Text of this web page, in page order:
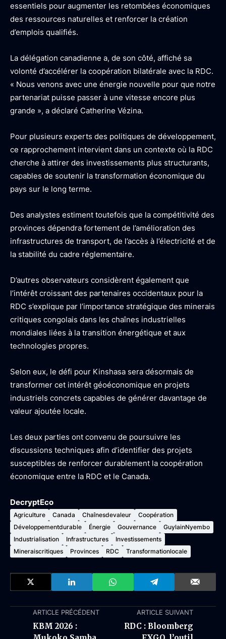
essentiels pour augmenter les retombées économiques
des ressources naturelles et renforcer la création
d’emplois qualifiés.
La délégation canadienne a, de son côté, affiché sa
volonté d’accélérer la coopération bilatérale avec la RDC.
« Nous venons avec une énergie nouvelle pour que notre
partenariat puisse passer à une vitesse encore plus
grande », a déclaré Catherine Vézina.
Pour plusieurs experts des politiques de développement,
ce rapprochement intervient dans un contexte où la RDC
cherche à attirer des investissements plus structurants,
capables de soutenir la transformation économique du
pays sur le long terme.
Des analystes estiment toutefois que la compétitivité des
provinces dépendra fortement de l’amélioration des
infrastructures de transport, de l’accès à l’électricité et de
la stabilité du cadre réglementaire.
D’autres observateurs considèrent également que
l’intérêt croissant des partenaires occidentaux pour la
RDC s’explique par l’importance stratégique des minerais
critiques congolais dans les chaînes industrielles
mondiales liées à la transition énergétique et aux
technologies propres.
Selon eux, le défi pour Kinshasa sera désormais de
transformer cet intérêt géoéconomique en projets
industriels concrets capables de générer davantage de
valeur ajoutée locale.
Les deux parties ont convenu de poursuivre les
discussions techniques afin d’identifier des projets
susceptibles de renforcer durablement la coopération
économique entre la RDC et le Canada.
DecryptEco
Agriculture Canada Chaînesdevaleur
Coopération
Développementdurable
Énergie Gouvernance
GuylainNyembo
Industrialisation
Infrastructures
Investissements
Mineraiscritiques
Provinces RDC Transformationlocale
ARTICLE PRÉCÉDENT
KBM 2026 :
ARTICLE SUIVANT
RDC : Bloomberg